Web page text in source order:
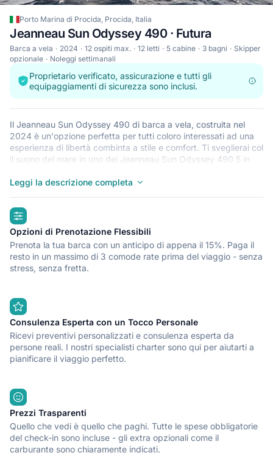
Porto Marina di Procida, Procida, Italia
Jeanneau Sun Odyssey 490 · Futura
Barca a vela 2024 12 ospiti max. 12 letti 5 cabine 3 bagni
Skipper
opzionale
Noleggi settimanali
Proprietario verificato, assicurazione e tutti gli
equipaggiamenti di sicurezza sono inclusi.
Il Jeanneau Sun Odyssey 490 di barca a vela, costruita nel
2024 è un'opzione perfetta per tutti coloro interessati ad una
esperienza di libertà combinta a stile e comfort. Ti sveglierai col
il suono del mare in uno dei Jeanneau Sun Odyssey 490 5 in
12 persone, ed è ideale per passare tempo prezioso in relax
Odyssey 490 è disponibile nella Porto Marina di Procida
Procida, un punto di partenza perfetto per esplorare il Italia in
barca. Buona vacanza!
Leggi la descrizione completa
highlights
Opzioni di Prenotazione Flessibili
Prenota la tua barca con un anticipo di appena il 15%. Paga il
resto in un massimo di 3 comode rate prima del viaggio - senza
stress, senza fretta.
Consulenza Esperta con un Tocco Personale
Ricevi preventivi personalizzati e consulenza esperta da
persone reali. I nostri specialisti charter sono qui per aiutarti a
pianificare il viaggio perfetto.
Prezzi Trasparenti
Quello che vedi è quello che paghi. Tutte le spese obbligatorie
del check-in sono incluse - gli extra opzionali come il
carburante sono chiaramente indicati.